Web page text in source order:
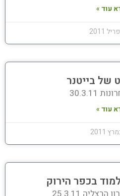
עוד »
של בייטנר
30.3.11
עוד »
בכפר הירוק